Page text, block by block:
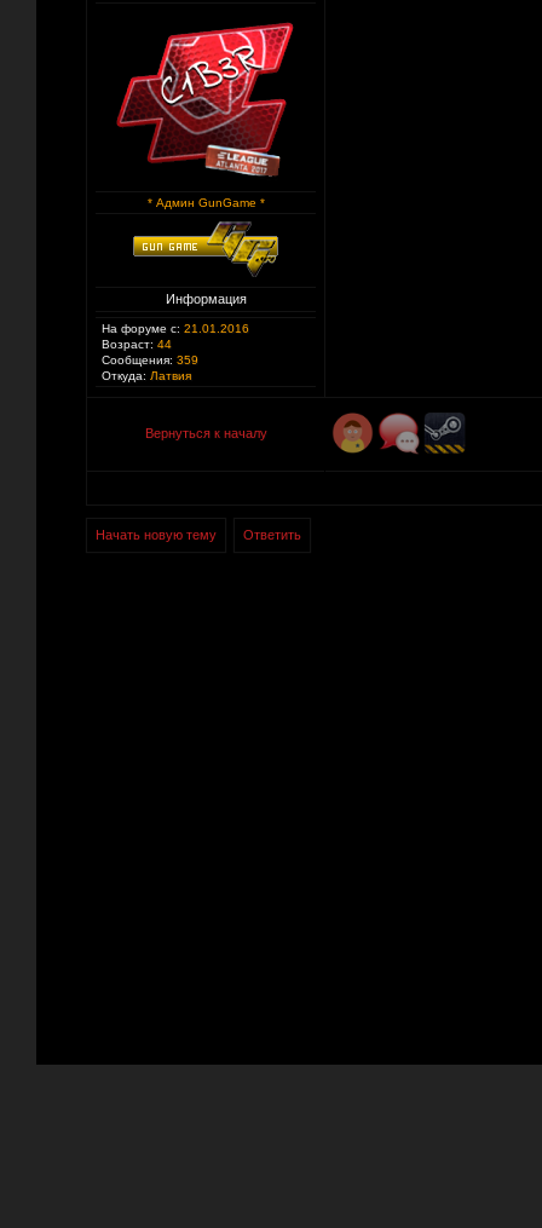
* Админ GunGame *
Информация
На форуме с: 21.01.2016
Возраст: 44
Сообщения: 359
Откуда: Латвия
Вернуться к началу
Начать новую тему Ответить